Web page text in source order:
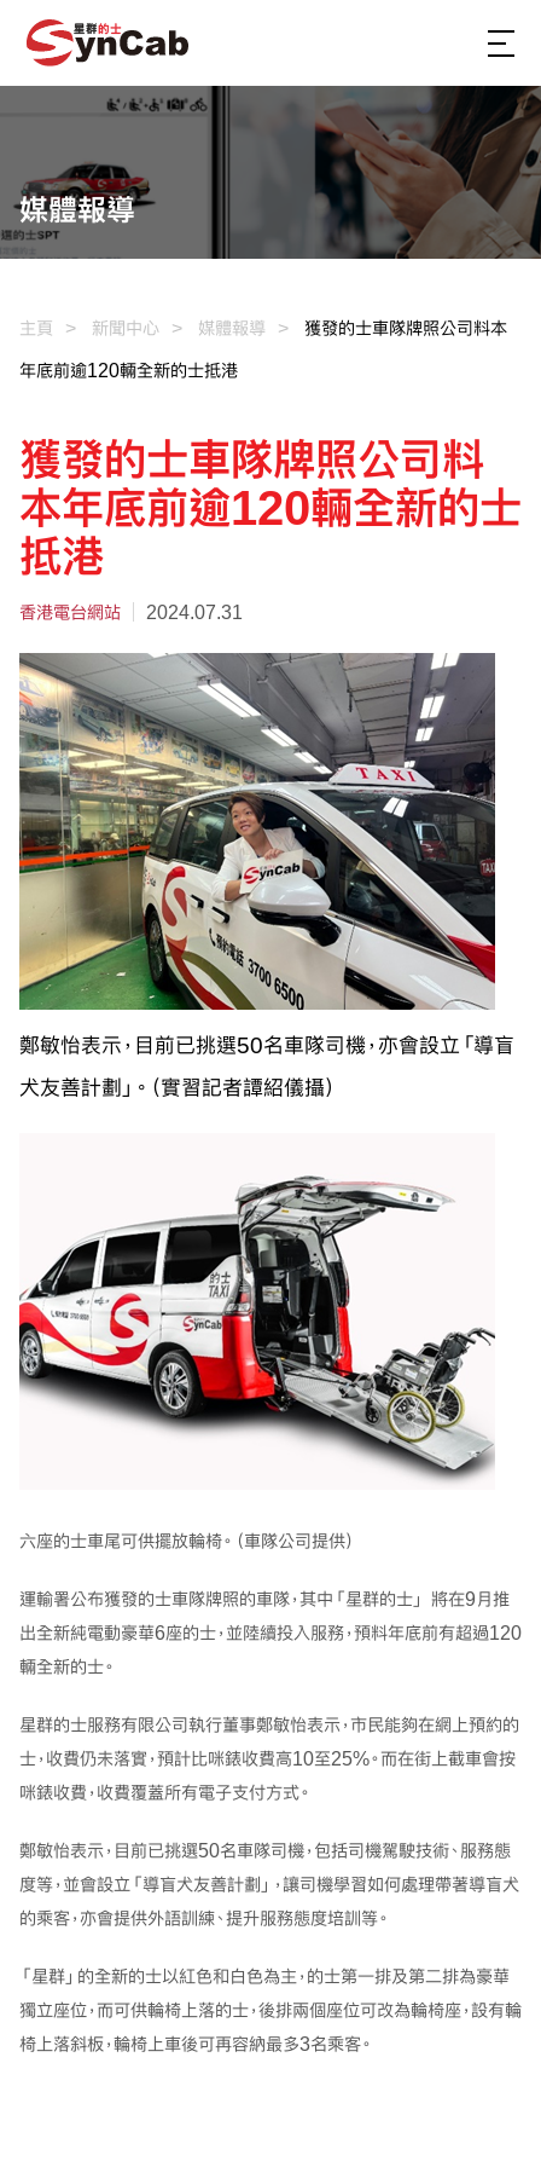
媒體報導
主頁 新聞中心 媒體報導 獲發的士車隊牌照公司料本
年底前逾120輛全新的士抵港
獲發的士車隊牌照公司料
本年底前逾120輛全新的士
抵港
香港電台網站 2024.07.31
鄭敏怡表示，目前已挑選50名車隊司機，亦會設立「導盲
犬友善計劃」。（實習記者譚紹儀攝）
六座的士車尾可供擺放輪椅。（車隊公司提供）
運輸署公布獲發的士車隊牌照的車隊，其中「星群的士」 將在9月推
出全新純電動豪華6座的士，並陸續投入服務，預料年底前有超過120
輛全新的士。
星群的士服務有限公司執行董事鄭敏怡表示，市民能夠在網上預約的
士，收費仍未落實，預計比咪錶收費高10至25%。而在街上截車會按
咪錶收費，收費覆蓋所有電子支付方式。
鄭敏怡表示，目前已挑選50名車隊司機，包括司機駕駛技術、服務態
度等，並會設立「導盲犬友善計劃」，讓司機學習如何處理帶著導盲犬
的乘客，亦會提供外語訓練、提升服務態度培訓等。
「星群」的全新的士以紅色和白色為主，的士第一排及第二排為豪華
獨立座位，而可供輪椅上落的士，後排兩個座位可改為輪椅座，設有輪
椅上落斜板，輪椅上車後可再容納最多3名乘客。